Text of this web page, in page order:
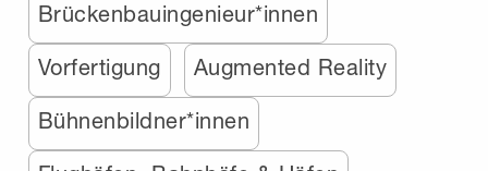
Brückenbauingenieur*innen
Vorfertigung Augmented Reality
Bühnenbildner*innen